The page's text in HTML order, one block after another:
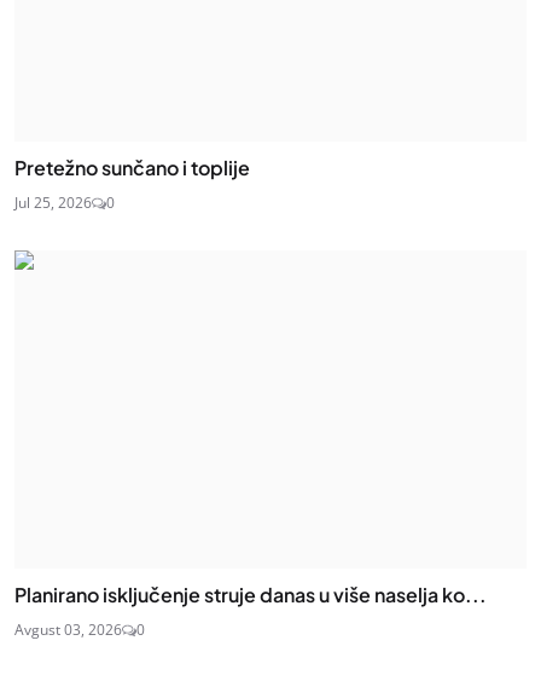
Pretežno sunčano i toplije
Jul 25, 2026 0
Planirano isključenje struje danas u više naselja ko...
Avgust 03, 2026 0